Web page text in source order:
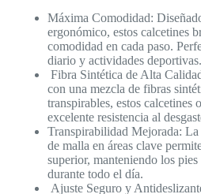
Máxima Comodidad:
ergonómico, estos calcetines
comodidad en cada paso.
diario y actividades deportivas.
Fibra Sintética de Alta
con una mezcla de fibras
transpirables, estos calcetines
excelente resistencia al
Transpirabilidad Mejorada:
de malla en áreas clave
superior, manteniendo los pies
durante todo el día.
Ajuste Seguro y